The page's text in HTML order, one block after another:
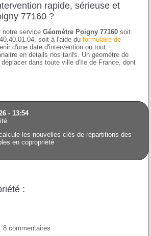
rapide, sérieuse et
77160 ?
notre serviceGéomètre Poigny 77160 soit
soit à l'aide duformulaire de
d'une date d'intervention ou tout
en détails nos tarifs. Un géomètre de
dans toute ville d'Ile de France, dont
- 13:54
les nouvelles clés de répartitions des
en copropriété
:
8 commentaires